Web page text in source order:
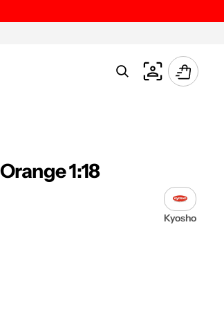
Carrello
1:18
Kyosho